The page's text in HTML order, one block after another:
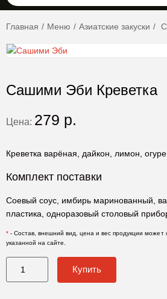
Главная / Меню / Азиатские закуски /
Сашими Эби Креветка
Цена: 279 р.
Креветка варёная, дайкон, лимон,
Комплект поставки
Соевый соус, имбирь маринованный,
пластика, одноразовый столовый
* - Состав, внешний вид, цена и вес продукции может
указанной на сайте.
Купить